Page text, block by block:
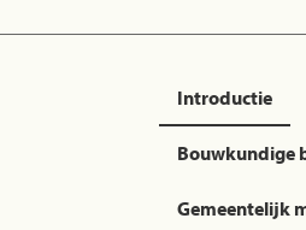
Introductie
Bouwkundige
Gemeentelijk